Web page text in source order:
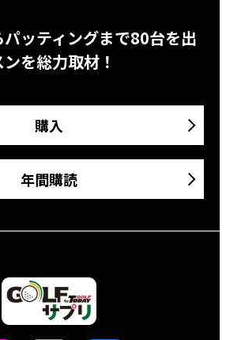
パッティングまで80台を出
を総力取材！
購入
年間購読